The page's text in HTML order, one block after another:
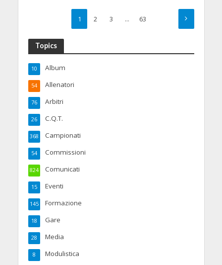
1 2 3 … 63
Topics
Album
10
Allenatori
54
Arbitri
76
C.Q.T.
26
Campionati
368
Commissioni
54
Comunicati
824
Eventi
15
Formazione
145
Gare
18
Media
28
Modulistica
8